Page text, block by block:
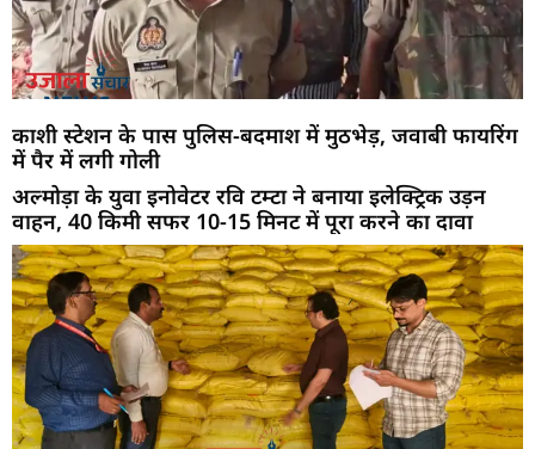
काशी स्टेशन के पास पुलिस-बदमाश में मुठभेड़, जवाबी फायरिंग
में पैर में लगी गोली
अल्मोड़ा के युवा इनोवेटर रवि टम्टा ने बनाया इलेक्ट्रिक उड़न
वाहन, 40 किमी सफर 10-15 मिनट में पूरा करने का दावा